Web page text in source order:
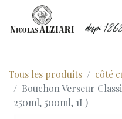
Tous les produits
côté
Bouchon Verseur
250ml, 500ml, 1L)